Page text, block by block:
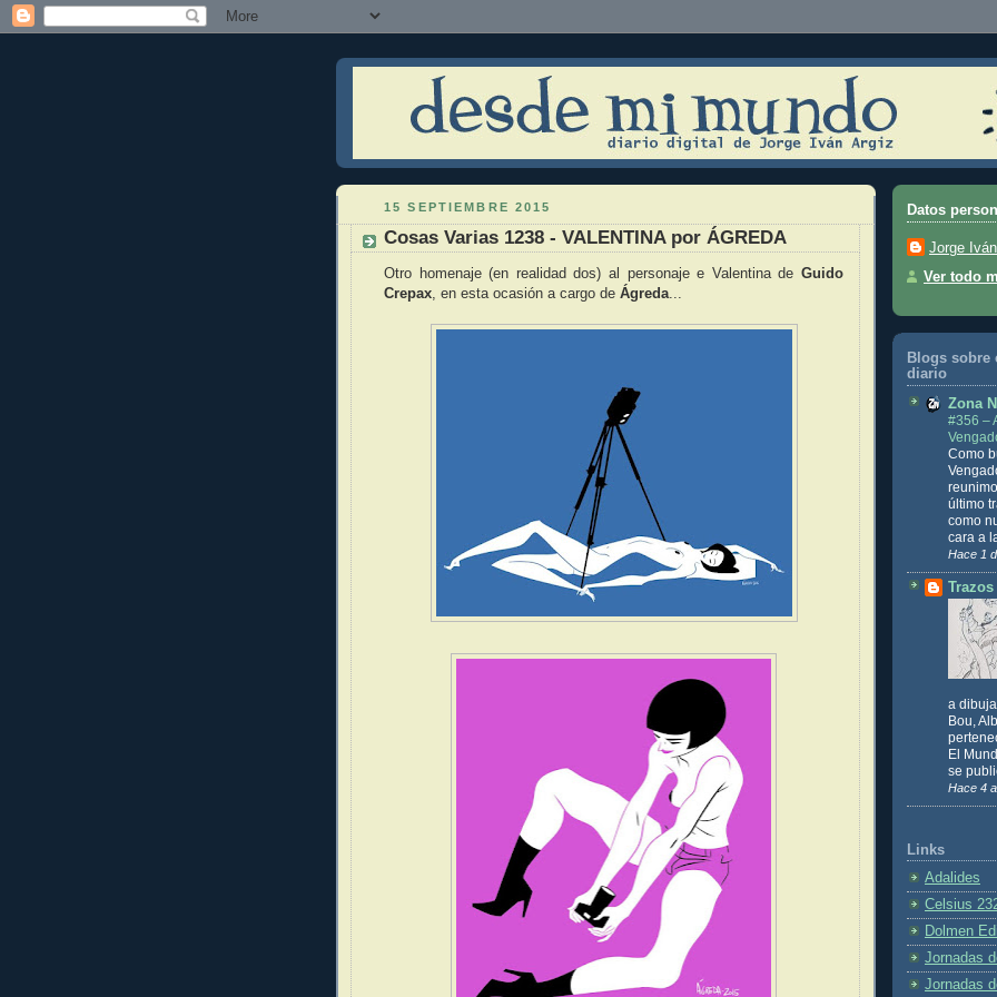
15 SEPTIEMBRE 2015
Cosas Varias 1238 - VALENTINA por ÁGREDA
Otro homenaje (en realidad dos) al personaje e Valentina de Guido
Crepax , en esta ocasión a cargo de Ágreda
Datos
Jorge
Ver todo
Blogs sobre
diario
Zona
#356 –
Como
último
como
cara a
Hace 1
a
Bou,
El
se
Hace 4
Links
Adalides
Celsius
Dolmen
Jornadas
Jornadas